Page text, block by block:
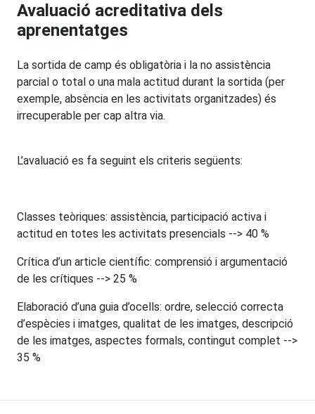
Avaluació acreditativa dels
aprenentatges
La sortida de camp és obligatòria i la no assistència
parcial o total o una mala actitud durant la sortida (per
exemple, absència en les activitats organitzades) és
irrecuperable per cap altra via.
L’avaluació es fa seguint els criteris següents:
Classes teòriques: assistència, participació activa i
actitud en totes les activitats presencials --> 40 %
Crítica d’un article científic: comprensió i argumentació
de les crítiques --> 25 %
Elaboració d’una guia d’ocells: ordre, selecció correcta
d’espècies i imatges, qualitat de les imatges, descripció
de les imatges, aspectes formals, contingut complet -->
35 %